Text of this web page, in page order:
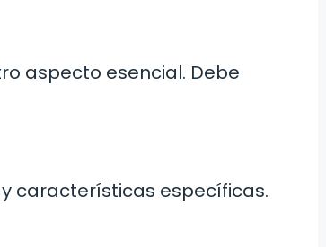
aspecto esencial. Debe
características específicas.